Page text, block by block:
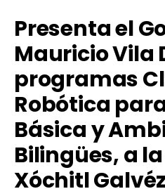
Presenta el
Mauricio Vila
programas
Robótica
Básica y
Bilingües, a
Xóchitl Galvéz